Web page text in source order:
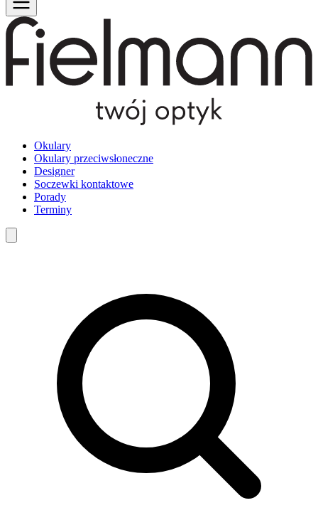
Okulary
Okulary przeciwsłoneczne
Designer
Soczewki kontaktowe
Porady
Terminy